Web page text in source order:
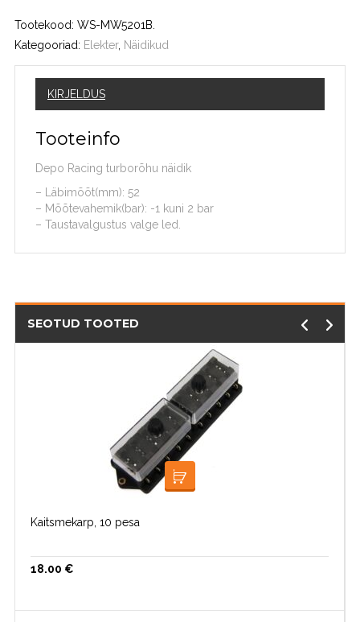
Tootekood: WS-MW5201B
Kategooriad: Elekter, Näidikud
KIRJELDUS
Tooteinfo
Depo Racing turborõhu näidik
– Läbimõõt(mm): 52
– Mõõtevahemik(bar): -1 kuni 2 bar
– Taustavalgustus valge led.
SEOTUD TOOTED
LISA KORVI
Kaitsmekarp, 10 pesa
18.00 €